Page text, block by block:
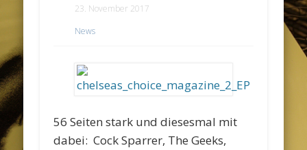
23. November 2017
News
56 Seiten stark und diesesmal mit
dabei: Cock Sparrer, The Geeks,